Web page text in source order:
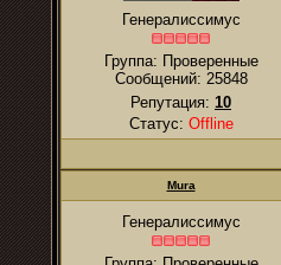
Генералиссимус
Группа: Проверенные
Сообщений: 25848
Репутация: 10
Статус: Offline
Mura
Генералиссимус